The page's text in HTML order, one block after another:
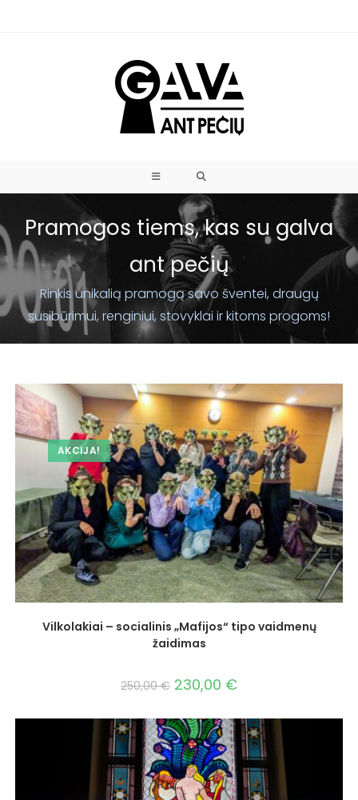
Pramogos tiems, kas su galva
ant pečių
Rinkis unikalią pramogą savo šventei, draugų
susibūrimui, renginiui, stovyklai ir kitoms progoms!
AKCIJA!
Vilkolakiai – socialinis „Mafijos“ tipo vaidmenų
žaidimas
250,00€ 230,00 €